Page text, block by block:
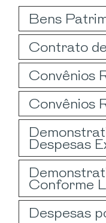
Bens
Contrato
Convênios
Convênios
Despesas
Conforme
Despesas